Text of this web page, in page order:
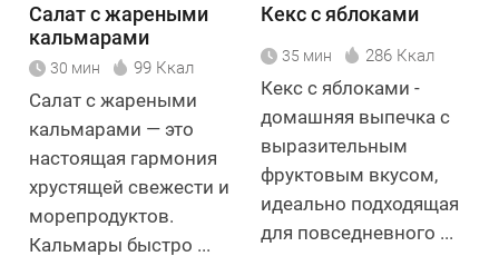
Салат с жареными
кальмарами
30 мин 99 Ккал
Салат с жареными
кальмарами — это
настоящая гармония
хрустящей свежести и
морепродуктов.
Кальмары быстро ...
Кекс с яблоками
35 мин 286 Ккал
Кекс с яблоками -
домашняя выпечка с
выразительным
фруктовым вкусом,
идеально подходящая
для повседневного ...